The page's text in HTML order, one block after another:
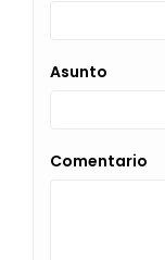
Asunto
Comentario